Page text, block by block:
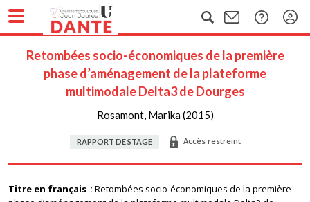
Retombées socio-économiques de la première
phase d’aménagement de la plateforme
multimodale Delta3 de Dourges
Rosamont, Marika (2015)
RAPPORT DE STAGE Accès restreint
Titre en français
Retombées socio-économiques de la première